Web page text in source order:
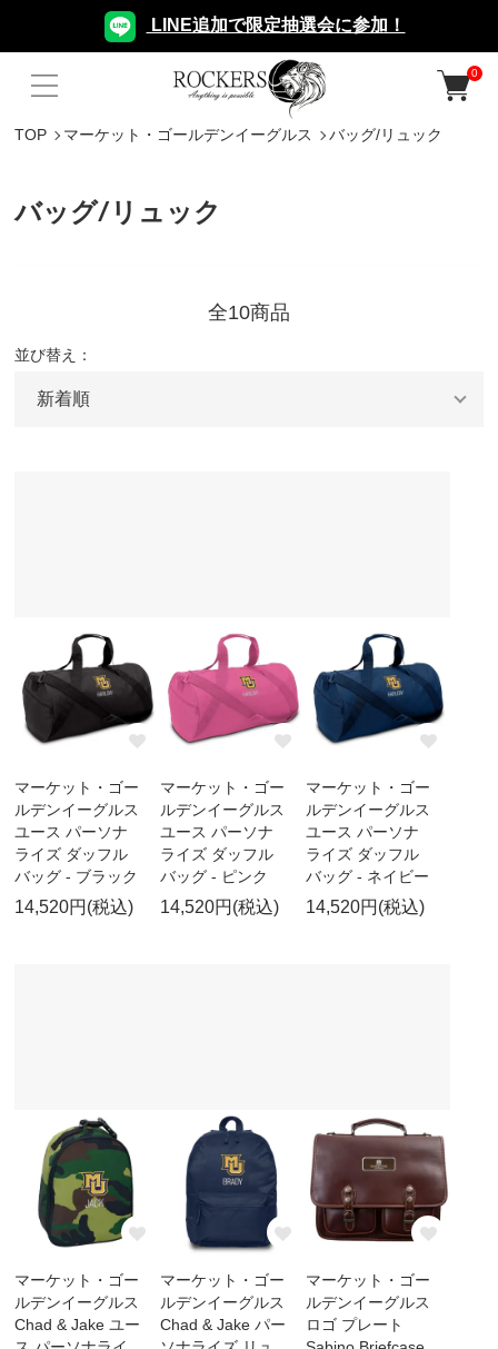
LINE追加で限定抽選会に参加！
0
TOP マーケット・ゴールデンイーグルス バッグ/リュック
バッグ/リュック
全10商品
並び替え：
マーケット・ゴー
ルデンイーグルス
ユース パーソナ
ライズ ダッフル
バッグ - ブラック
14,520円(税込)
マーケット・ゴー
ルデンイーグルス
ユース パーソナ
ライズ ダッフル
バッグ - ピンク
14,520円(税込)
マーケット・ゴー
ルデンイーグルス
ユース パーソナ
ライズ ダッフル
バッグ - ネイビー
14,520円(税込)
マーケット・ゴー
ルデンイーグルス
Chad & Jake ユー
マーケット・ゴー
ルデンイーグルス
Chad & Jake パー
マーケット・ゴー
ルデンイーグルス
ロゴ プレート